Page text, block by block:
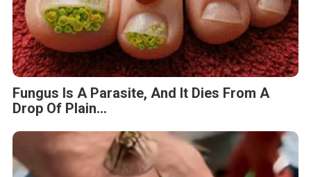
Fungus Is A Parasite, And It Dies From A
Drop Of Plain...